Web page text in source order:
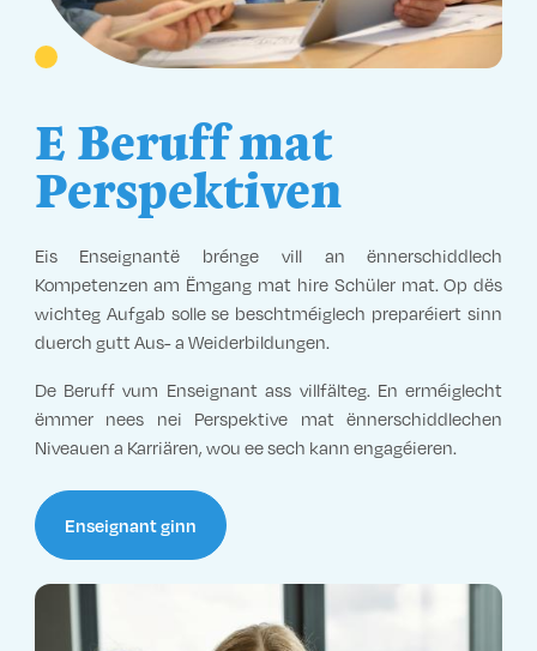
E Beruff mat
Perspektiven
Eis Enseignantë brénge vill an ënnerschiddlech
Kompetenzen am Ëmgang mat hire Schüler mat. Op dës
wichteg Aufgab solle se beschtméiglech preparéiert sinn
duerch gutt Aus- a Weiderbildungen.
De Beruff vum Enseignant ass villfälteg. En erméiglecht
ëmmer nees nei Perspektive mat ënnerschiddlechen
Niveauen a Karriären, wou ee sech kann engagéieren.
Enseignant ginn